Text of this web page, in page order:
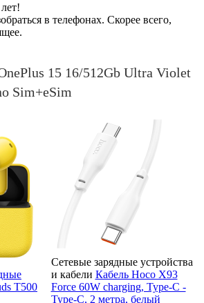
в телефонах. Скорее всего,
15 16/512Gb Ultra Violet
Sim+eSim
T500
Сетевые зарядные устройства
и кабели Кабель Hoco X93
Force 60W charging, Type-C -
Type-C, 2 метра, белый